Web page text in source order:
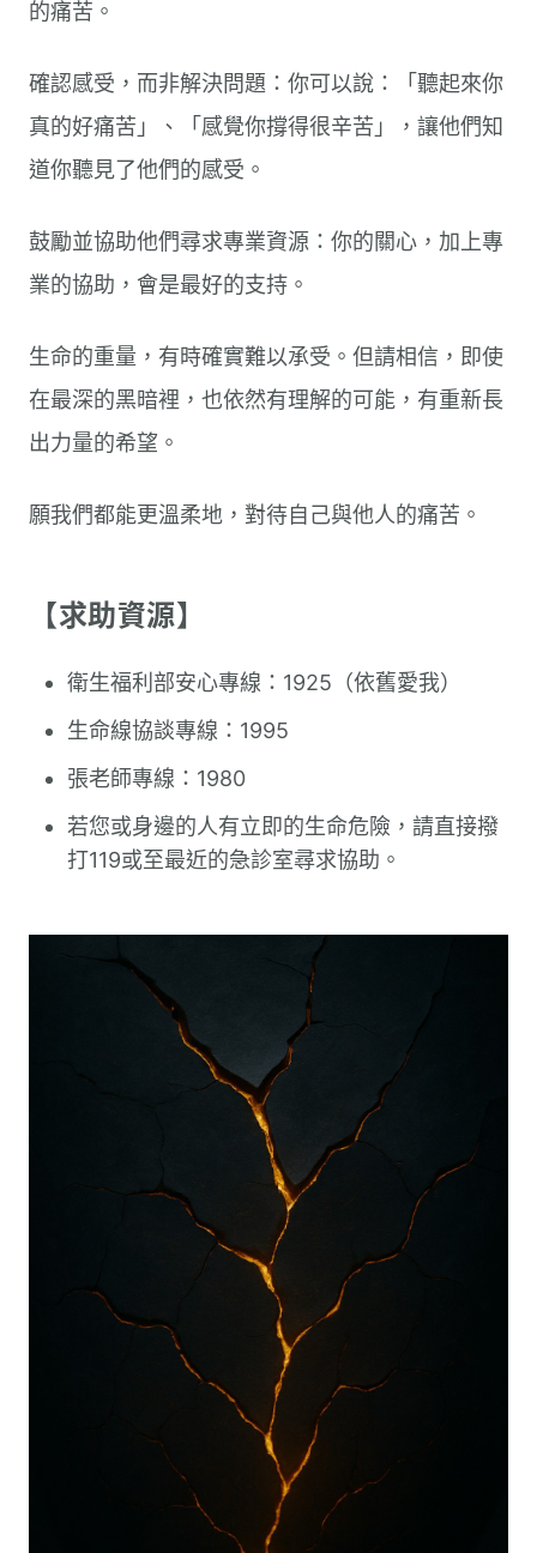
的痛苦。
確認感受，而非解決問題：你可以說：「聽起來你
真的好痛苦」、「感覺你撐得很辛苦」，讓他們知
道你聽見了他們的感受。
鼓勵並協助他們尋求專業資源：你的關心，加上專
業的協助，會是最好的支持。
生命的重量，有時確實難以承受。但請相信，即使
在最深的黑暗裡，也依然有理解的可能，有重新長
出力量的希望。
願我們都能更溫柔地，對待自己與他人的痛苦。
【求助資源】
衛生福利部安心專線：1925（依舊愛我）
生命線協談專線：1995
張老師專線：1980
若您或身邊的人有立即的生命危險，請直接撥
打119或至最近的急診室尋求協助。